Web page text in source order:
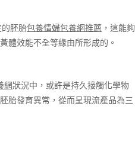
胚胎包養情婦包養網推薦 ，這能夠
體效能不全等緣由所形成的。
網狀況中，或許是持久接觸化學物
胎發育異常，從而呈現流產品為三